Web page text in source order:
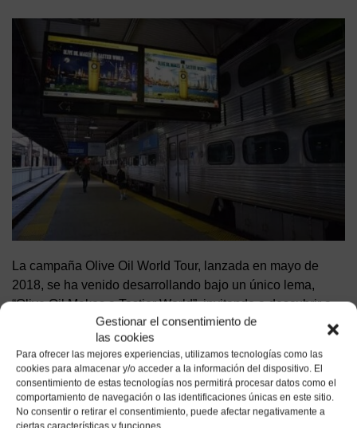
Gestionar el consentimiento de
las cookies
Para ofrecer las mejores experiencias, utilizamos tecnologías como las
cookies para almacenar y/o acceder a la información del dispositivo. El
consentimiento de estas tecnologías nos permitirá procesar datos como el
comportamiento de navegación o las identificaciones únicas en este sitio.
No consentir o retirar el consentimiento, puede afectar negativamente a
ciertas características y funciones.
La campaña Olive Oil World Tour, lanzada en mayo de
2018, se ha venido desarrollando bajo un único lema,
“Olive Oil Makes a Tastier World”, invitando a descubrir a
los viajeros las bondades de los Aceites de Oliva, que son
emblema de la excelencia europea. EEUU es un destino
prioritario de estas acciones dado su creciente importancia
como gran consumidor de este ingrediente, vinculado a la
saludable Dieta Mediterránea.
De hecho, los aceites de oliva de España encadenan ya